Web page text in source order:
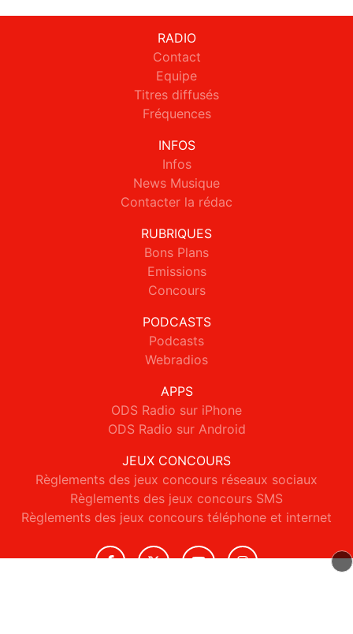
RADIO
Contact
Equipe
Titres diffusés
Fréquences
INFOS
Infos
News Musique
Contacter la rédac
RUBRIQUES
Bons Plans
Emissions
Concours
PODCASTS
Podcasts
Webradios
APPS
ODS Radio sur iPhone
ODS Radio sur Android
JEUX CONCOURS
Règlements des jeux concours réseaux sociaux
Règlements des jeux concours SMS
Règlements des jeux concours téléphone et internet